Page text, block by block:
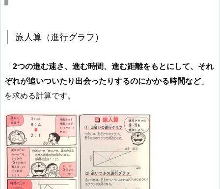
旅人算（進行グラフ）
「2つの進む速さ、進む時間、進む距離をもとにして、それ
ぞれが追いついたり出会ったりするのにかかる時間など」
を求める計算です。